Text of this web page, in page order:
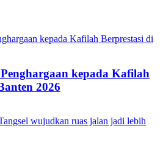
kepada Kafilah
2026